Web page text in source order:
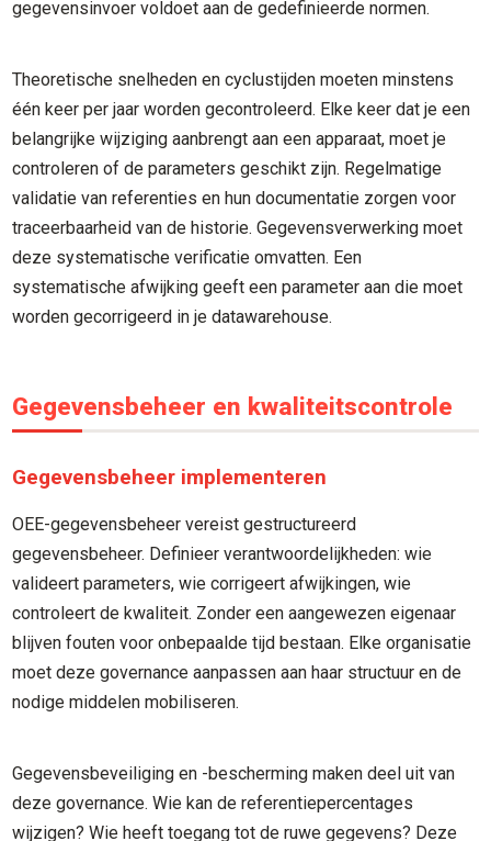
gegevensinvoer voldoet aan de gedefinieerde normen.
Theoretische snelheden en cyclustijden moeten minstens
één keer per jaar worden gecontroleerd. Elke keer dat je een
belangrijke wijziging aanbrengt aan een apparaat, moet je
controleren of de parameters geschikt zijn. Regelmatige
validatie van referenties en hun documentatie zorgen voor
traceerbaarheid van de historie. Gegevensverwerking moet
deze systematische verificatie omvatten. Een
systematische afwijking geeft een parameter aan die moet
worden gecorrigeerd in je datawarehouse.
Gegevensbeheer en kwaliteitscontrole
Gegevensbeheer implementeren
OEE-gegevensbeheer vereist gestructureerd
gegevensbeheer. Definieer verantwoordelijkheden: wie
valideert parameters, wie corrigeert afwijkingen, wie
controleert de kwaliteit. Zonder een aangewezen eigenaar
blijven fouten voor onbepaalde tijd bestaan. Elke organisatie
moet deze governance aanpassen aan haar structuur en de
nodige middelen mobiliseren.
Gegevensbeveiliging en -bescherming maken deel uit van
deze governance. Wie kan de referentiepercentages
wijzigen? Wie heeft toegang tot de ruwe gegevens? Deze